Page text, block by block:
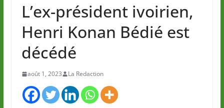
L’ex-président ivoirien,
Henri Konan Bédié est
décédé
août 1, 2023 La Redaction